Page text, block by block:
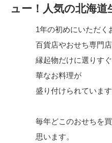
ュー！人気の北海道
1年の初めにいただく
百貨店やおせち専門
縁起物だけに選りす
華なお料理が
盛り付けられています
毎年どこのおせちを
思います。